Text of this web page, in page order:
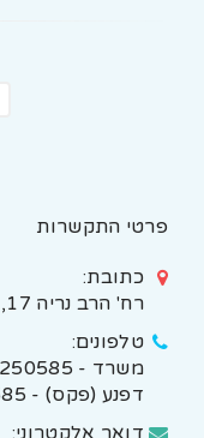
פרטי התקשרות
כתובת:
רח' הרב נריה 17, ראשון לציון 7575134
טלפונים:
משרד - 03-5250585
דפנע (פקס) - 153-3-5250585
דואר אלקטרוני: